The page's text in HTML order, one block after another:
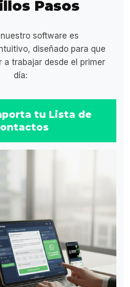
Pasos
software es
diseñado para que
a trabajar desde el primer
día:
tu Lista de